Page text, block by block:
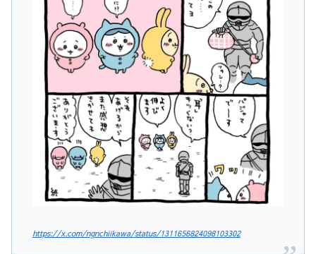
https://x.com/ngnchiikawa/status/1311656824098103302